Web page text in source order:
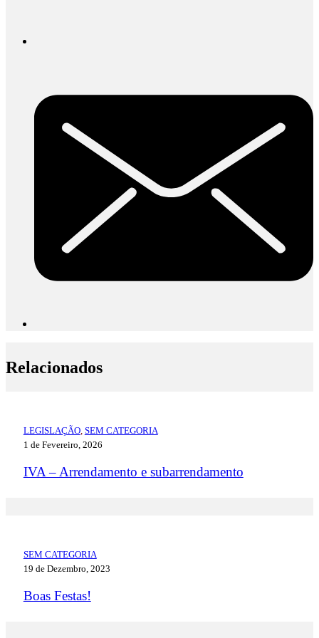
Relacionados
LEGISLAÇÃO, SEM CATEGORIA
1 de Fevereiro, 2026
IVA – Arrendamento e subarrendamento
SEM CATEGORIA
19 de Dezembro, 2023
Boas Festas!